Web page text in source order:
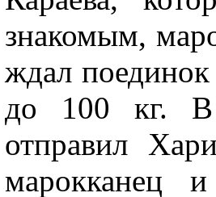
знакомым,
ждал поединок
до 100 кг. В
отправил
марокканец